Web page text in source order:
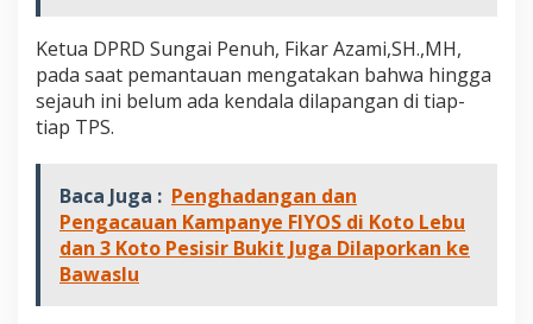
Ketua DPRD Sungai Penuh, Fikar Azami,SH.,MH,
pada saat pemantauan mengatakan bahwa hingga
sejauh ini belum ada kendala dilapangan di tiap-
tiap TPS.
Baca Juga : Penghadangan dan
Pengacauan Kampanye FIYOS di Koto Lebu
dan 3 Koto Pesisir Bukit Juga Dilaporkan ke
Bawaslu